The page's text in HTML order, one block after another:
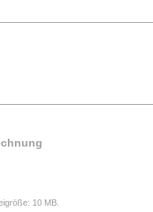
10 MB.